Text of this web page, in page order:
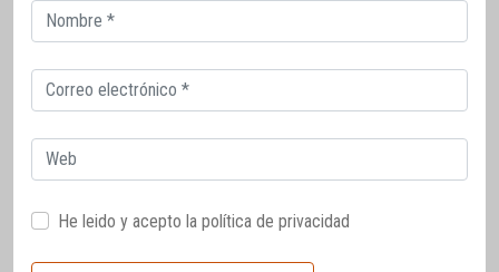
Correo
electrónico
Correo
electrónico
Web
He leido y acepto la política de privacidad